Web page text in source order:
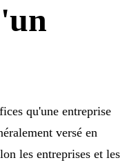
qu'une entreprise
versé en
les entreprises et les